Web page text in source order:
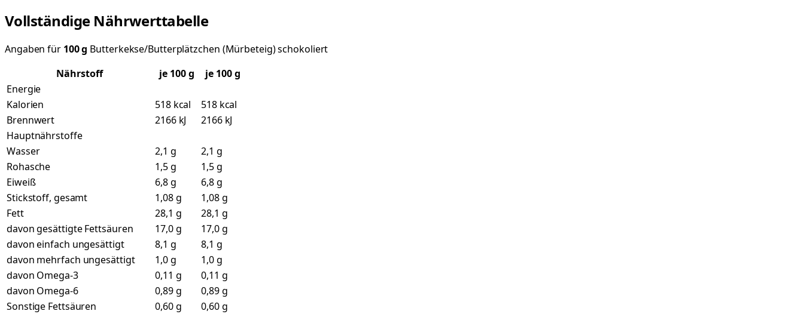
Vollständige Nährwerttabelle
Angaben für 100g Butterkekse/Butterplätzchen (Mürbeteig) schokoliert
Nährstoff
je 100g
je 100 g
Energie
Kalorien
518 kcal
518 kcal
Brennwert
2166 kJ
2166 kJ
Hauptnährstoffe
Wasser
2,1 g
2,1 g
Rohasche
1,5 g
1,5 g
Eiweiß
6,8 g
6,8 g
Stickstoff, gesamt
1,08 g
1,08 g
Fett
28,1 g
28,1 g
davon gesättigte Fettsäuren
17,0 g
17,0 g
davon einfach ungesättigt
8,1 g
8,1 g
davon mehrfach ungesättigt
1,0 g
1,0 g
davon Omega-3
0,11 g
0,11 g
davon Omega-6
0,89 g
0,89 g
Sonstige Fettsäuren
0,60 g
0,60 g